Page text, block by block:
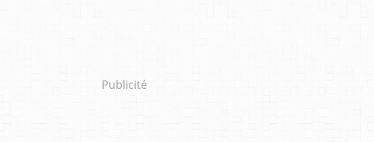
Publicité